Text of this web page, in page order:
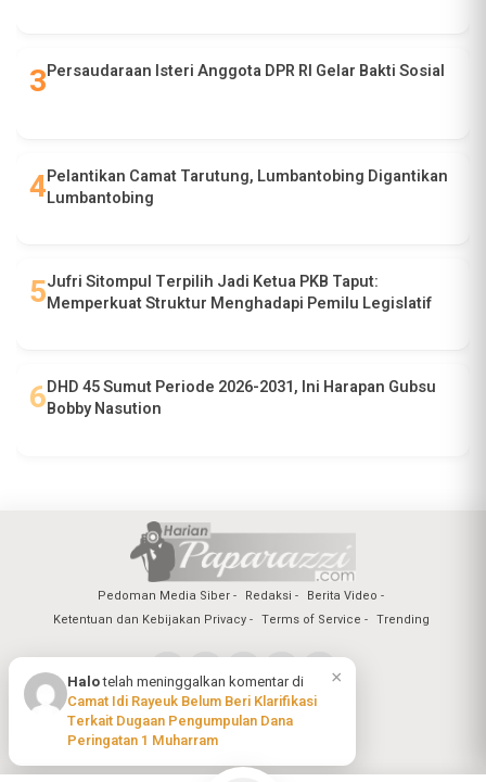
Persaudaraan Isteri Anggota DPR RI Gelar Bakti Sosial
Pelantikan Camat Tarutung, Lumbantobing Digantikan
Lumbantobing
Jufri Sitompul Terpilih Jadi Ketua PKB Taput:
Memperkuat Struktur Menghadapi Pemilu Legislatif
DHD 45 Sumut Periode 2026-2031, Ini Harapan Gubsu
Bobby Nasution
Pedoman Media Siber Redaksi
Berita Video
Ketentuan dan Kebijakan Privacy
Terms of Service Trending
Copyright @2026 Harian Paparazzi
All Rights Reserved
×
Halotelah meninggalkan komentar di
Camat Idi Rayeuk Belum Beri Klarifikasi
Terkait Dugaan Pengumpulan Dana
Peringatan 1 Muharram